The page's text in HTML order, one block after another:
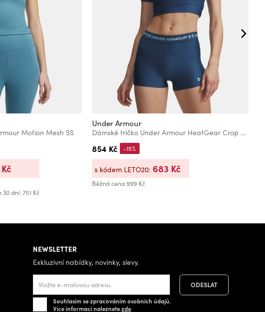
Motion Mesh SS
dní: 751 Kč
Under Armour
Dámské tričko Under Armour HeatGear Crop Mock SS
854 Kč
Běžná cena999 Kč
-15%
s kódem LETO20: 683 Kč
NEWSLETTER
Exkluzivní nabídky, novinky, slevy.
Souhlasím se zpracováním osobních údajů.
Více informací naleznetezde